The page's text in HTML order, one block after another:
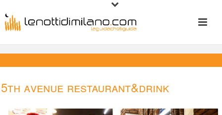
5th Avenue Restaurant&Drink